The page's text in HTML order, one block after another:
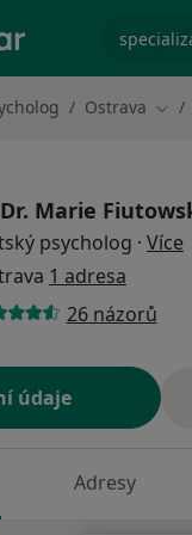
Ostrava
Marie
psycholog · Více
1 adresa
26 názorů
údaje
Adresy